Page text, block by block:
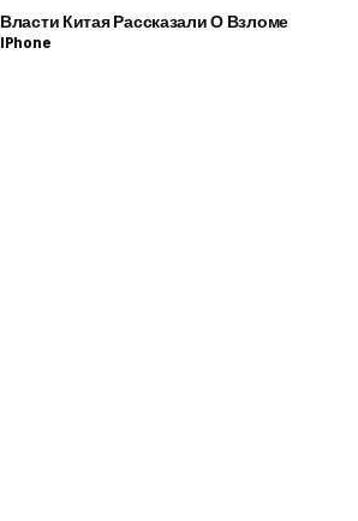
Власти Китая Рассказали О Взломе
IPhone